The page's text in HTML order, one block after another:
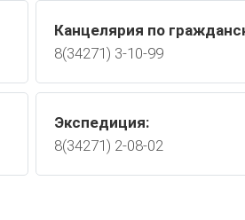
Канцелярия по
8(34271) 3-10-99
Экспедиция:
8(34271) 2-08-02